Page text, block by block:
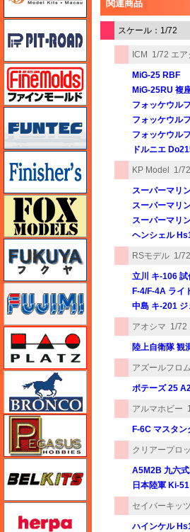
関連商品
スケール：1/72
ICM 1/72 エ
MiG-25 RBF
MiG-25RU 複
フォッケウル
フォッケウル
フォッケウル
ドルニエ
KP Model 1/
スーパーマリ
スーパーマリ
スーパーマリ
ヘンシェル
RSモデル 1/
立川 キ-106
F-4/F-4A ライ
中島 キ-201
アオシマ 1/72
陸上自衛隊 観
アズールフロム
ポテーズ 25
アルマホビー
F-6C マスタン
クリアープロ
A5M2B 九六
日本陸軍 Ki-
セイバーキッツ
ハインケル
ピットロード
フィニッシャーズ
フォックスモデル（FOX
ブロンコモデル（Bronco
ペガサスホビー
ヘルパ（herpa）